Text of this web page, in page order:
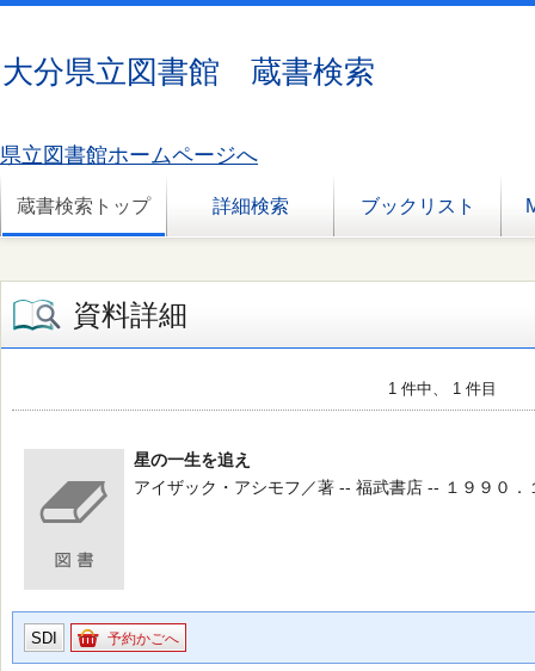
大分県立図書館 蔵書検索
県立図書館ホームページへ
蔵書検索トップ 詳細検索 ブックリスト
資料詳細
1 件中、 1 件目
星の一生を追え
アイザック・アシモフ／著 -- 福武書店 -- １９９０．
SDI 予約かごへ